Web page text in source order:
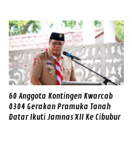
60 Anggota Kontingen Kwarcab
0304 Gerakan Pramuka Tanah
Datar Ikuti Jamnas XII Ke Cibubur